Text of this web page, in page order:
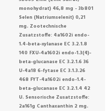
monohydrat) 46,8 mg - 3b801
Selen (Natriumselenit) 0,21
mg. Zootechnische
Zusatzstoffe: 4a1602i endo-
1.4-beta-xylanase EC 3.2.1.8
140 FXU-4a1602i endo-1.3(4)-
beta-glucanase EC 3.2.1.6 36
U-4a18 6-fytase EC 3.1.3.26
468 FYT-4a1602i endo-1.4-
beta-glucanase EC 3.2.1.4 42
U. Sensorische Zusatzstoffe:
2a161g Canthaxanthin 2 mg.